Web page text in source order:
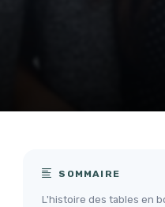
SOMMAIRE
L'histoire des tables en